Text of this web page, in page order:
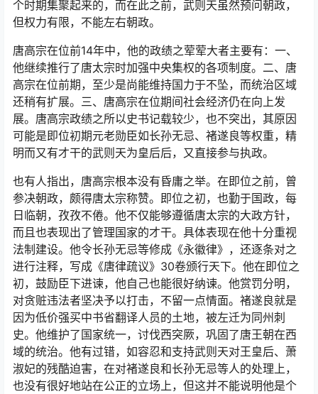
个时期集聚起来的，而在此之前，武则天虽然预问朝政，
但权力有限，不能左右朝政。
唐高宗在位前14年中，他的政绩之荤荤大者主要有：一、
他继续推行了唐太宗时加强中央集权的各项制度。二、唐
高宗在位前期，至少是尚能维持国力于不坠，而统治区域
还稍有扩展。三、唐高宗在位期间社会经济仍在向上发
展。唐高宗政绩之所以史书记载较少，也不突出，其原因
可能是即位初期元老勋臣如长孙无忌、褚遂良等权重，精
明而又有才干的武则天为皇后后，又直接参与执政。
也有人指出，唐高宗根本没有昏庸之举。在即位之前，曾
参决朝政，颇得唐太宗称赞。即位之初，也勤于国政，每
日临朝，孜孜不倦。他不仅能够遵循唐太宗的大政方针，
而且也表现出了管理国家的才干。具体表现在他十分重视
法制建设。他令长孙无忌等修成《永徽律》，还逐条对之
进行注释，写成《唐律疏议》30卷颁行天下。他在即位之
初，鼓励臣下进谏，他自己也能很好纳谏。他赏罚分明，
对贪赃违法者坚决予以打击，不留一点情面。褚遂良就是
因为低价强买中书省翻译人员的土地，被左迁为同州刺
史。他维护了国家统一，讨伐西突厥，巩固了唐王朝在西
域的统治。他有过错，如容忍和支持武则天对王皇后、萧
淑妃的残酷迫害，在对褚遂良和长孙无忌等人的处理上，
也没有很好地站在公正的立场上，但这并不能说明他是个